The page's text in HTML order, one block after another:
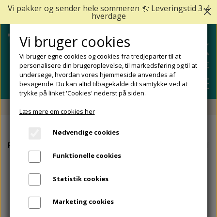
SHOP
FODCREMER
NEGLESVAMP
REDSKABER TIL FODPLEJE OG NEGLEPLEJE
FODFILE OG FODHØVLE
SÅLER, FODINDLÆG OG AFLASTNINGER
FODPROBLEMER
APOFYSITIS CALCANEI/SEVERS SYNDROM
REJSESTØRRELSER
MÆRKER
Fri fragt fra 499 DKK - Levering 1-2 hverdage
Forside
Vi bruger cookies
Vi bruger egne cookies og cookies fra tredjeparter til at
personalisere din brugeroplevelse, til markedsføring og til at
undersøge, hvordan vores hjemmeside anvendes af
besøgende. Du kan altid tilbagekalde dit samtykke ved at
trykke på linket 'Cookies' nederst på siden.
Læs mere om cookies her
Nødvendige cookies
Funktionelle cookies
Statistik cookies
Marketing cookies
Vi pakker og sender hele sommeren 🌞 Leveringstid 3-4
hverdage